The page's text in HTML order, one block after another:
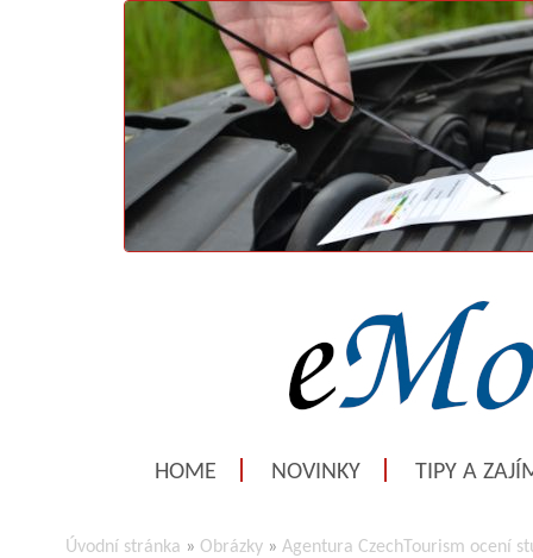
HOME NOVINKY TIPY A
Úvodní stránka » Obrázky » Agentura CzechTourism ocení